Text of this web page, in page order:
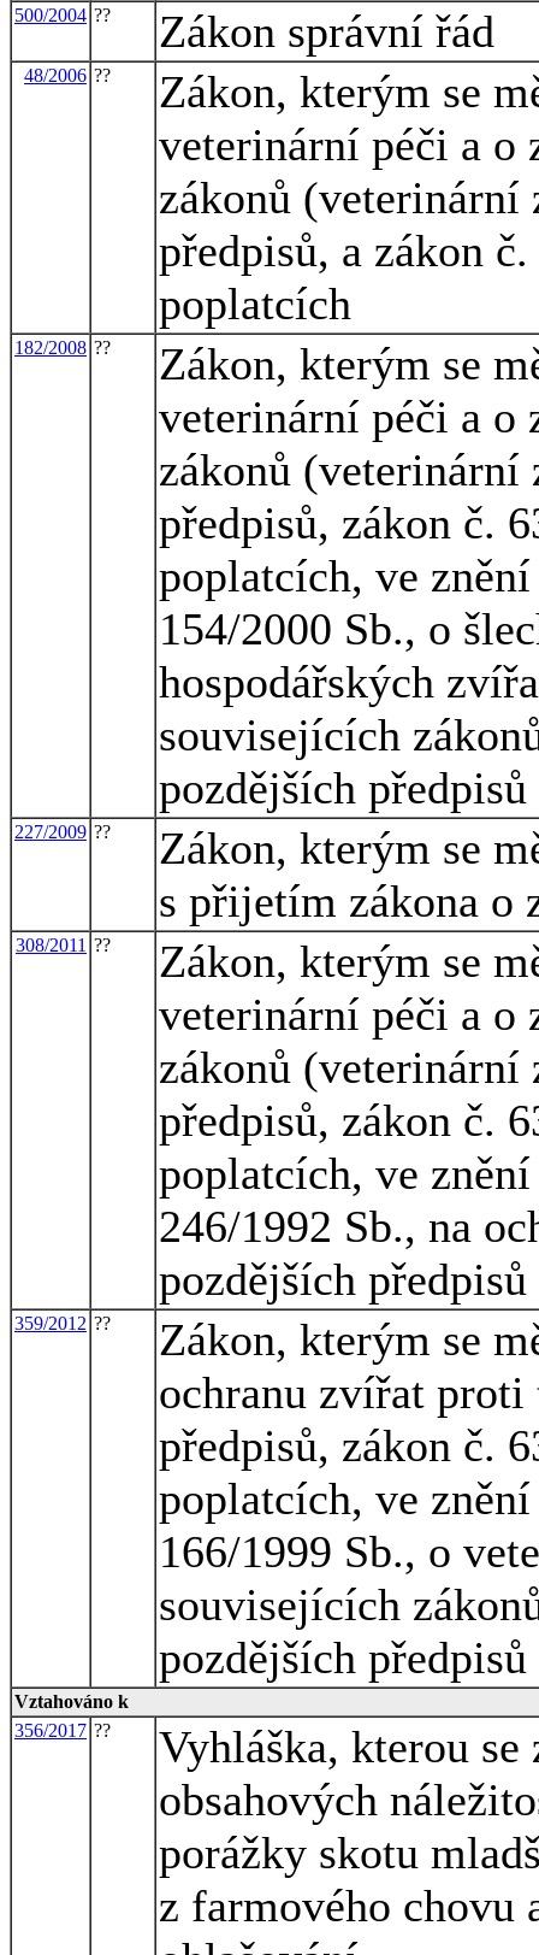
500/2004 ?? Zákon správní řád
48/2006 ??
Zákon, kterým se
veterinární péči a o
zákonů (veterinární
předpisů, a zákon
poplatcích
182/2008 ??
Zákon, kterým se
veterinární péči a o
zákonů (veterinární
předpisů, zákon č.
poplatcích, ve
154/2000 Sb., o
hospodářských
souvisejících
pozdějších předpisů
227/2009 ??
Zákon, kterým se
s přijetím zákona o
308/2011 ??
Zákon, kterým se
veterinární péči a o
zákonů (veterinární
předpisů, zákon č.
poplatcích, ve
246/1992 Sb., na
pozdějších předpisů
359/2012 ??
Zákon, kterým se
ochranu zvířat
předpisů, zákon č.
poplatcích, ve
166/1999 Sb., o
souvisejících
pozdějších předpisů
Vztahováno k
356/2017 ??
Vyhláška, kterou
obsahových
porážky skotu
z farmového chovu